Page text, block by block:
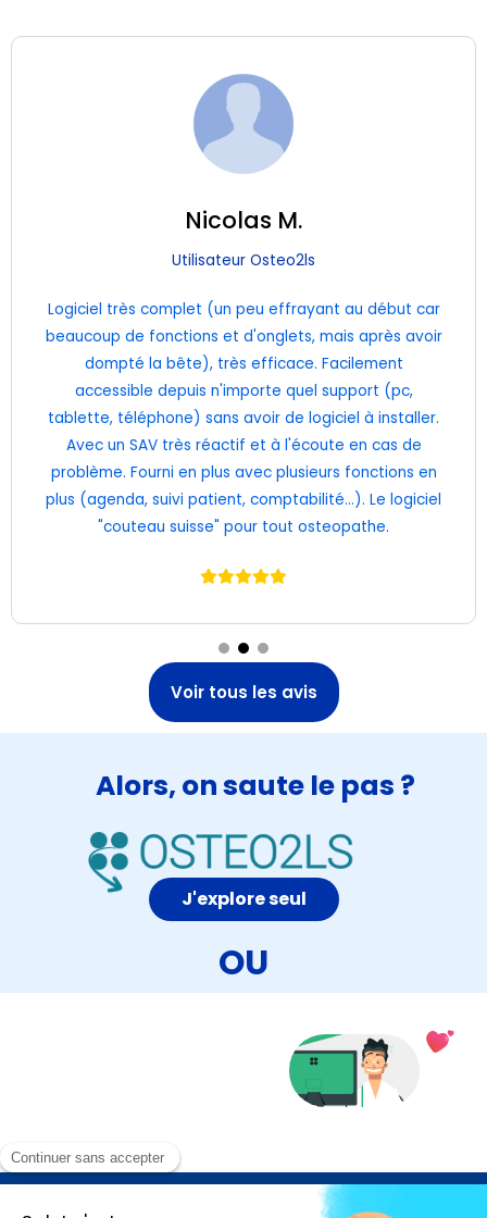
Nicolas M.
Utilisateur Osteo2ls
Logiciel très complet (un peu effrayant au début car
beaucoup de fonctions et d'onglets, mais après avoir
dompté la bête), très efficace. Facilement
accessible depuis n'importe quel support (pc,
tablette, téléphone) sans avoir de logiciel à installer.
Avec un SAV très réactif et à l'écoute en cas de
problème. Fourni en plus avec plusieurs fonctions en
plus (agenda, suivi patient, comptabilité…). Le logiciel
"couteau suisse" pour tout osteopathe.
Voir tous les avis
Alors, on saute le pas ?
J'explore seul
OU